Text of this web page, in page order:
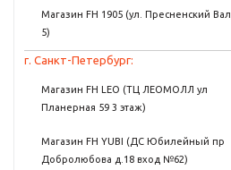
Магазин FH 1905 (ул. Пресненский Вал,
5)
г. Санкт-Петербург:
Магазин FH LEO (ТЦ ЛЕОМОЛЛ ул
Планерная 59 3 этаж)
Магазин FH YUBI (ДС Юбилейный пр
Добролюбова д.18 вход №62)